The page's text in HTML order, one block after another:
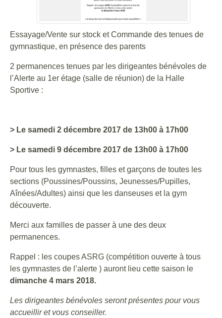
Essayage/Vente sur stock et Commande des tenues de
gymnastique, en présence des parents
2 permanences tenues par les dirigeantes bénévoles de
l’Alerte au 1er étage (salle de réunion) de la Halle
Sportive :
> Le samedi 2 décembre 2017 de 13h00 à 17h00
> Le samedi 9 décembre 2017 de 13h00 à 17h00
Pour tous les gymnastes, filles et garçons de toutes les
sections (Poussines/Poussins, Jeunesses/Pupilles,
Aînées/Adultes) ainsi que les danseuses et la gym
découverte.
Merci aux familles de passer à une des deux
permanences.
Rappel : les coupes ASRG (compétition ouverte à tous
les gymnastes de l’alerte ) auront lieu cette saison le
dimanche 4 mars 2018.
Les dirigeantes bénévoles seront présentes pour vous
accueillir et vous conseiller.